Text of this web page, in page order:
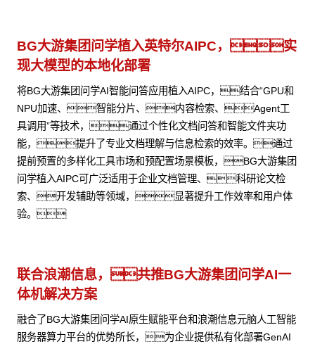
BG大游集团问学植入英特尔AIPC，实
现大模型的本地化部署
将BG大游集团问学AI智能问答应用植入AIPC，结合“GPU和
NPU加速、智能分片、内容检索、Agent工
具调用”等技术，通过个性化文档问答和智能文件夹功
能，提升了专业文档理解与信息检索的效率。通过
提前预置的多样化工具市场和预配置场景模板，BG大游集团
问学植入AIPC可广泛适用于企业文档管理、科研论文检
索、开发辅助等领域，显著提升工作效率和用户体
验。
联合浪潮信息，共推BG大游集团问学AI一
体机解决方案
融合了BG大游集团问学AI原生赋能平台和浪潮信息元脑人工智能
服务器算力平台的优势所长，为企业提供私有化部署GenAI